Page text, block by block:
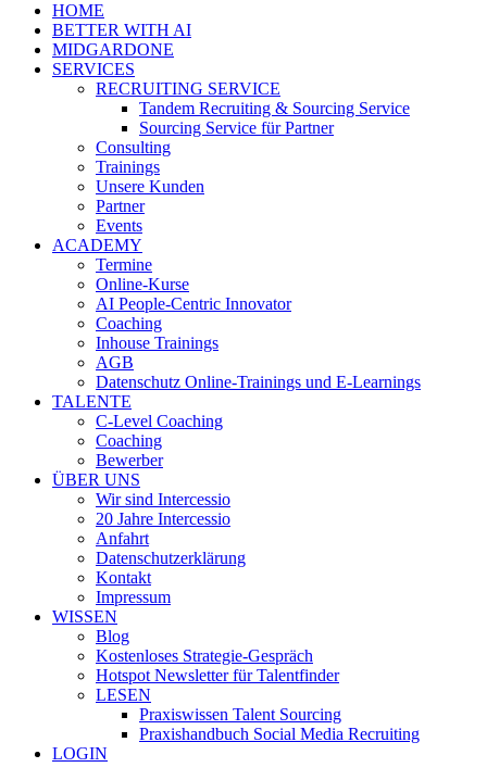
HOME
BETTER WITH AI
MIDGARDONE
SERVICES
RECRUITING SERVICE
Tandem Recruiting & Sourcing Service
Sourcing Service für Partner
Consulting
Trainings
Unsere Kunden
Partner
Events
ACADEMY
Termine
Online-Kurse
AI People-Centric Innovator
Coaching
Inhouse Trainings
AGB
Datenschutz Online-Trainings und E-Learnings
TALENTE
C-Level Coaching
Coaching
Bewerber
ÜBER UNS
Wir sind Intercessio
20 Jahre Intercessio
Anfahrt
Datenschutzerklärung
Kontakt
Impressum
WISSEN
Blog
Kostenloses Strategie-Gespräch
Hotspot Newsletter für Talentfinder
LESEN
Praxiswissen Talent Sourcing
Praxishandbuch Social Media Recruiting
LOGIN